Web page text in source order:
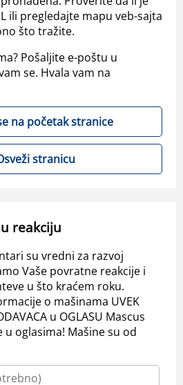
ili pregledajte mapu veb-sajta
što tražite.
Pošaljite e-poštu u
se. Hvala vam na
na početak stranice
stranicu
reakciju
su vredni za razvoj
Vaše povratne reakcije i
u što kraćem roku.
o mašinama UVEK
u OGLASU Mascus
u oglasima! Mašine su od